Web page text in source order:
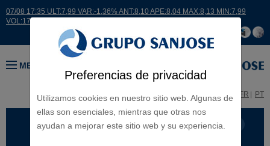
Preferencias de privacidad
Utilizamos cookies en nuestro sitio web. Algunas de
ellas son esenciales, mientras que otras nos
ayudan a mejorar este sitio web y su experiencia.
07/08 17:35 ULT:7,99 VAR:-1,36% ANT:8,10 APE:8,04 MAX:8,13 MIN:7,99
VOL:17664
MENÚ
EN FR PT
LÍNEA DE NEGOCIO CONTINENTES